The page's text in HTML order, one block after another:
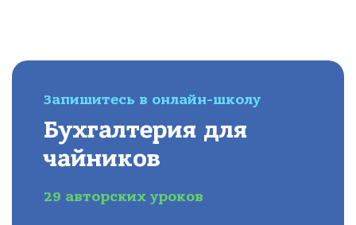
Запишитесь в онлайн-школу
Бухгалтерия для
чайников
29 авторских уроков